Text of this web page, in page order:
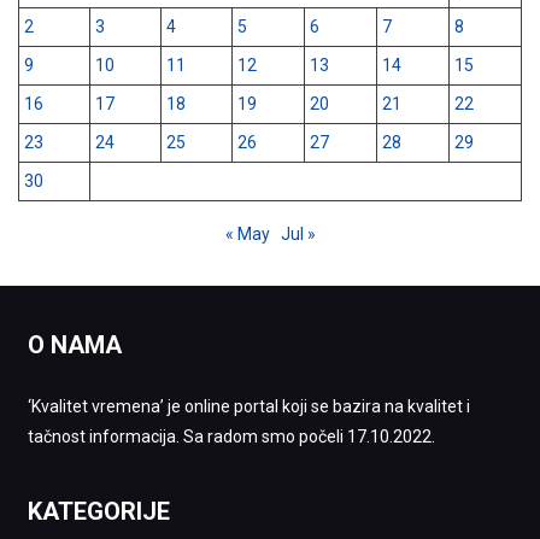
2
3 4 5 6 7
8
9
10 11 12 13 14
15
16
17 18 19 20 21
22
23
24 25 26 27 28
29
30
« May Jul »
O NAMA
‘Kvalitet vremena’ je online portal koji se bazira na kvalitet i
tačnost informacija. Sa radom smo počeli 17.10.2022.
KATEGORIJE